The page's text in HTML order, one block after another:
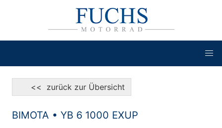
<< zurück zur Übersicht
BIMOTA • YB 6 1000 EXUP